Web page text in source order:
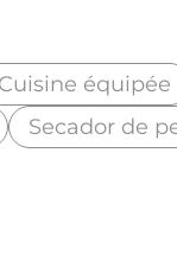
Cuisine équipée
Secador de